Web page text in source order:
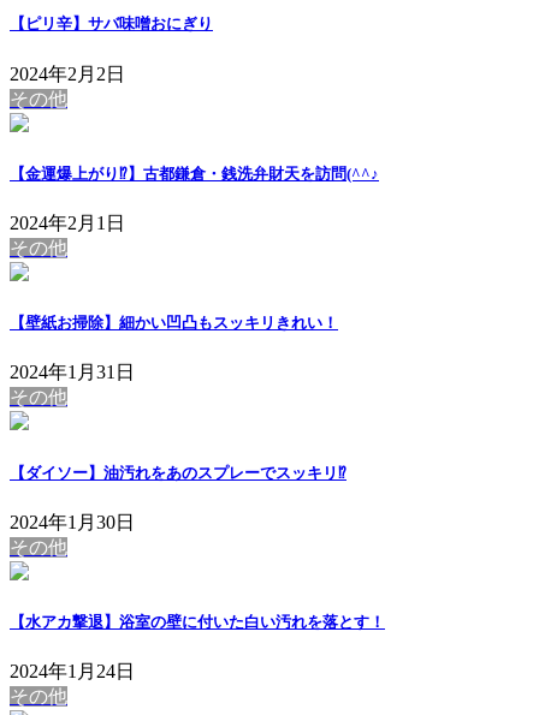
【ピリ辛】サバ味噌おにぎり
2024年2月2日
その他
【金運爆上がり⁉】古都鎌倉・銭洗弁財天を訪問(^^♪
2024年2月1日
その他
【壁紙お掃除】細かい凹凸もスッキリきれい！
2024年1月31日
その他
【ダイソー】油汚れをあのスプレーでスッキリ⁉
2024年1月30日
その他
【水アカ撃退】浴室の壁に付いた白い汚れを落とす！
2024年1月24日
その他